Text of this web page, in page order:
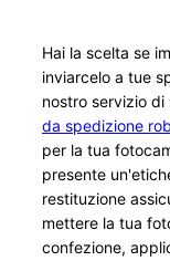
Hai la scelta se
inviarcelo a tue
nostro servizio
da spedizione
per la tua
presente
restituzione
mettere la tua
confezione,